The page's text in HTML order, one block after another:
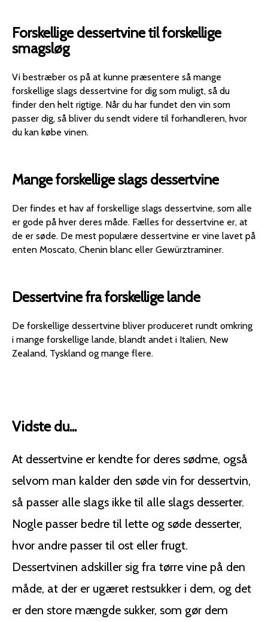
salte blåskimmeloste,
modspil til osten.
Nøddekager, frugttærter
eller hjemmelavet
julekonfekt og marcipan.
efter et godt måltid.
Vinen serveres bedst
6–8 °C i mindre
dessertvinsglas.
være påvirket af
ædelråd). Producent:
2023. Druesort: 100%
Riesling. Område:
Rheinhessen, Tyskland,
fra den anerkendte mark
Oppenheimer
lav, omkring 7,5% vol.
Lagring: Modnet i rustfri
friskheden. Vinen
præsenterer sig med en
strålende, klar gul farve
med gyldne reflekser.
byder på forførende
abrikoser, solmodne
ferskner og mirabeller,
samt delikate strejf af
grapefrugt. Smag: På
udviser en vidunderlig
balance mellem en
et højt restsukkerindhold)
og en livlig, sprød
syrlighed, der giver
friskhed og spænding.
Smagen er fyldig med
noter af tropisk frugt og
en fin mineralitet fra
Eftersmagen er lang,
AOC Pineau des
Pierres.
Certificering: Økologisk
(ØKO / Organic farming).
Alkoholprocent: 17,5%
(ikke-gæret juice) med
ung Cognac (brandy) fra
Processen kaldes
"mutage"
Mutage: Tilsætningen af
Cognac'en stopper
giver vinen dens høje
naturlige sødme.
Lagring: Et klassisk hvidt
Pineau skal lagres i
standarder. "Esprit
Organic" fra Maison des
Pineau (den mest
almindelige type), kendt
for sin friskhed og
elegance. Farve: Normalt
strågul til lys gylden.
Aromaer: Delikate og
frugtige aromaer. Duften
frugter (fersken,
Forskellige dessertvine til forskellige
smagsløg
Vi bestræber os på at kunne præsentere så mange
forskellige slags dessertvine for dig som muligt, så du
finder den helt rigtige. Når du har fundet den vin som
passer dig, så bliver du sendt videre til forhandleren, hvor
du kan købe vinen.
Mange forskellige slags dessertvine
Der findes et hav af forskellige slags dessertvine, som alle
er gode på hver deres måde. Fælles for dessertvine er, at
de er søde. De mest populære dessertvine er vine lavet på
enten Moscato, Chenin blanc eller Gewürztraminer.
Dessertvine fra forskellige lande
De forskellige dessertvine bliver produceret rundt omkring
i mange forskellige lande, blandt andet i Italien, New
Zealand, Tyskland og mange flere.
Vidste du...
At dessertvine er kendte for deres sødme, også
selvom man kalder den søde vin for dessertvin,
så passer alle slags ikke til alle slags desserter.
Nogle passer bedre til lette og søde desserter,
hvor andre passer til ost eller frugt.
Dessertvinen adskiller sig fra tørre vine på den
måde, at der er ugæret restsukker i dem, og det
er den store mængde sukker, som gør dem